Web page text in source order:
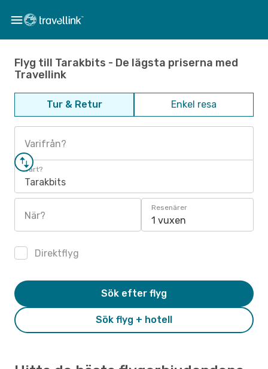
Flyg till Tarakbits - De lägsta priserna med
Travellink
Tur & Retur Enkel resa
Varifrån?
Vart?
Tarakbits
När?
Resenärer
1 vuxen
Direktflyg
Sök flyg + hotell
Sök efter flyg